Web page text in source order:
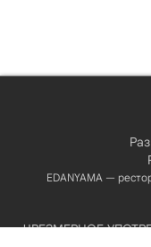
EDANYAMA —
ЧРЕЗМЕРНОЕ